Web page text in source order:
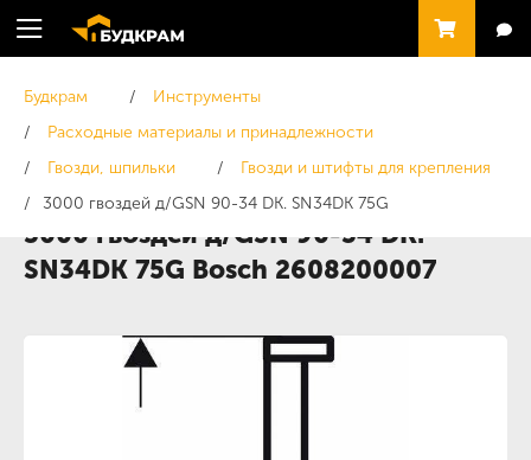
Будкрам
Инструменты
Расходные материалы и принадлежности
Гвозди, шпильки
Гвозди и штифты для крепления
3000 гвоздей д/GSN 90-34 DK. SN34DK 75G
3000 гвоздей д/GSN 90-34 DK.
SN34DK 75G Bosch 2608200007